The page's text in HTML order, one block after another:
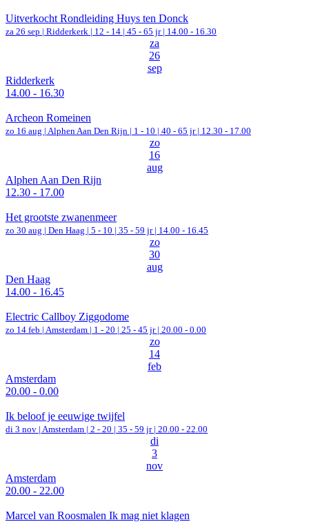
Uitverkocht Rondleiding Huys ten Donck
za 26 sep | Ridderkerk | 12 - 14 | 45 - 65 jr | 14.00 - 16.30
za
26
sep
Ridderkerk
14.00 - 16.30
Archeon Romeinen
zo 16 aug | Alphen Aan Den Rijn | 1 - 10 | 40 - 65 jr | 12.30 - 17.00
zo
16
aug
Alphen Aan Den Rijn
12.30 - 17.00
Het grootste zwanenmeer
zo 30 aug | Den Haag | 5 - 10 | 35 - 59 jr | 14.00 - 16.45
zo
30
aug
Den Haag
14.00 - 16.45
Electric Callboy Ziggodome
zo 14 feb | Amsterdam | 1 - 20 | 25 - 45 jr | 20.00 - 0.00
zo
14
feb
Amsterdam
20.00 - 0.00
Ik beloof je eeuwige twijfel
di 3 nov | Amsterdam | 2 - 20 | 35 - 59 jr | 20.00 - 22.00
di
3
nov
Amsterdam
20.00 - 22.00
Marcel van Roosmalen Ik mag niet klagen